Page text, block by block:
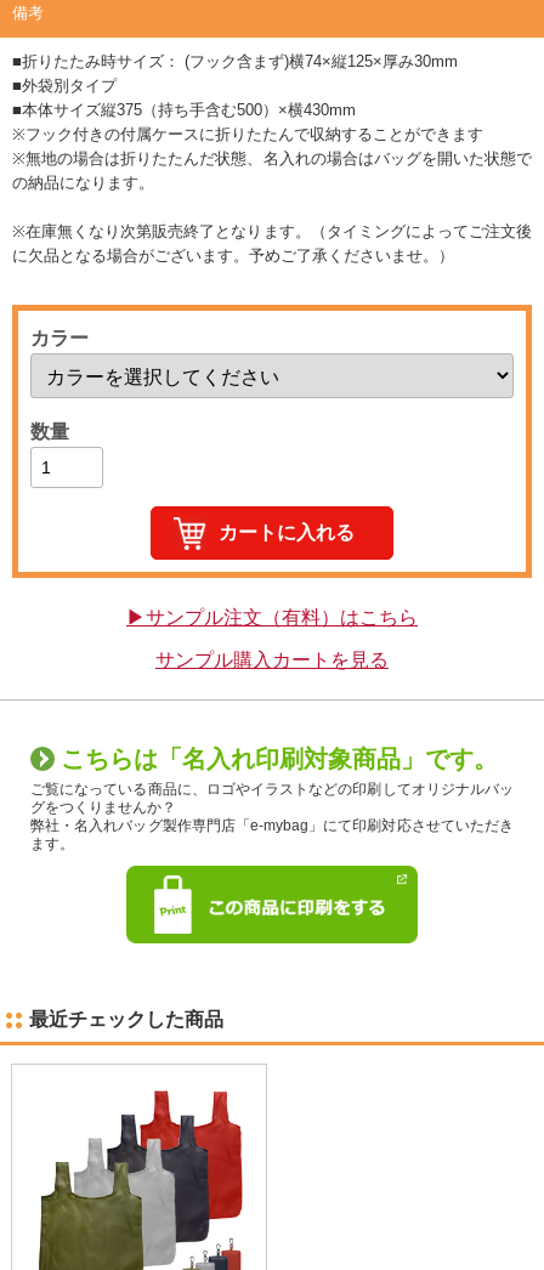
備考
■折りたたみ時サイズ： (フック含まず)横74×縦125×厚み30mm
■外袋別タイプ
■本体サイズ縦375（持ち手含む500）×横430mm
※フック付きの付属ケースに折りたたんで収納することができます
※無地の場合は折りたたんだ状態、名入れの場合はバッグを開いた状態で
の納品になります。
※在庫無くなり次第販売終了となります。（タイミングによってご注文後
に欠品となる場合がございます。予めご了承くださいませ。）
カラー
数量
▶サンプル注文（有料）はこちら
サンプル購入カートを見る
こちらは「名入れ印刷対象商品」です。
ご覧になっている商品に、ロゴやイラストなどの印刷してオリジナルバッ
グをつくりませんか？
弊社・名入れバッグ製作専門店「e-mybag」にて印刷対応させていただき
ます。
最近チェックした商品